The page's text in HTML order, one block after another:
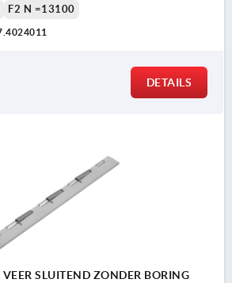
F2 N =13100
DETAILS
SLUITEND ZONDER BORING